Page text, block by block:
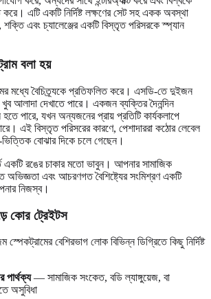
এটি একটি নির্দিষ্ট লক্ষণের সেট সহ একক অবস্থা
শক্তি এবং চ্যালেঞ্জের একটি বিস্তৃত পরিসরকে স্প্যান
বলা হয়
মধ্যে বৈচিত্র্যকে প্রতিফলিত করে। এসডি-তে দুইজন
আলাদা দেখাতে পারে। একজন ব্যক্তির দৈনন্দিন
পারে, যখন অন্যজনের প্রায় প্রতিটি কার্যকলাপে
এই বিস্তৃত পরিসরের কারণে, পেশাদাররা কঠোর লেবেল
বোঝার দিকে চলে গেছেন।
একটি রঙের চাকার মতো ভাবুন। আপনার সামাজিক
অভিজ্ঞতা এবং আচরণগত বৈশিষ্ট্যের সংমিশ্রণ একটি
নিজস্ব।
কোর ট্রেইটস
স্পেকট্রামের বেশিরভাগ লোক বিভিন্ন ডিগ্রিতে কিছু নির্দিষ্ট
পার্থক্য— সামাজিক সংকেত, বডি ল্যাঙ্গুয়েজ, বা
অসুবিধা